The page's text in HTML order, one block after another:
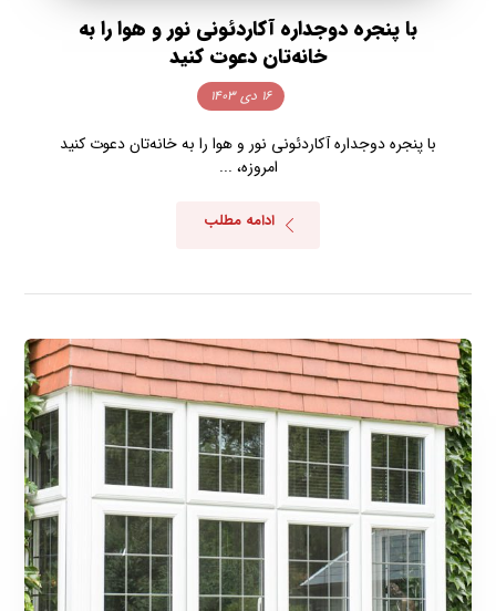
با پنجره دوجداره آکاردئونی نور و هوا را به
خانه‌تان دعوت کنید
۱۶ دی ۱۴۰۳
با پنجره دوجداره آکاردئونی نور و هوا را به خانه‌تان دعوت کنید
امروزه، ...
ادامه مطلب